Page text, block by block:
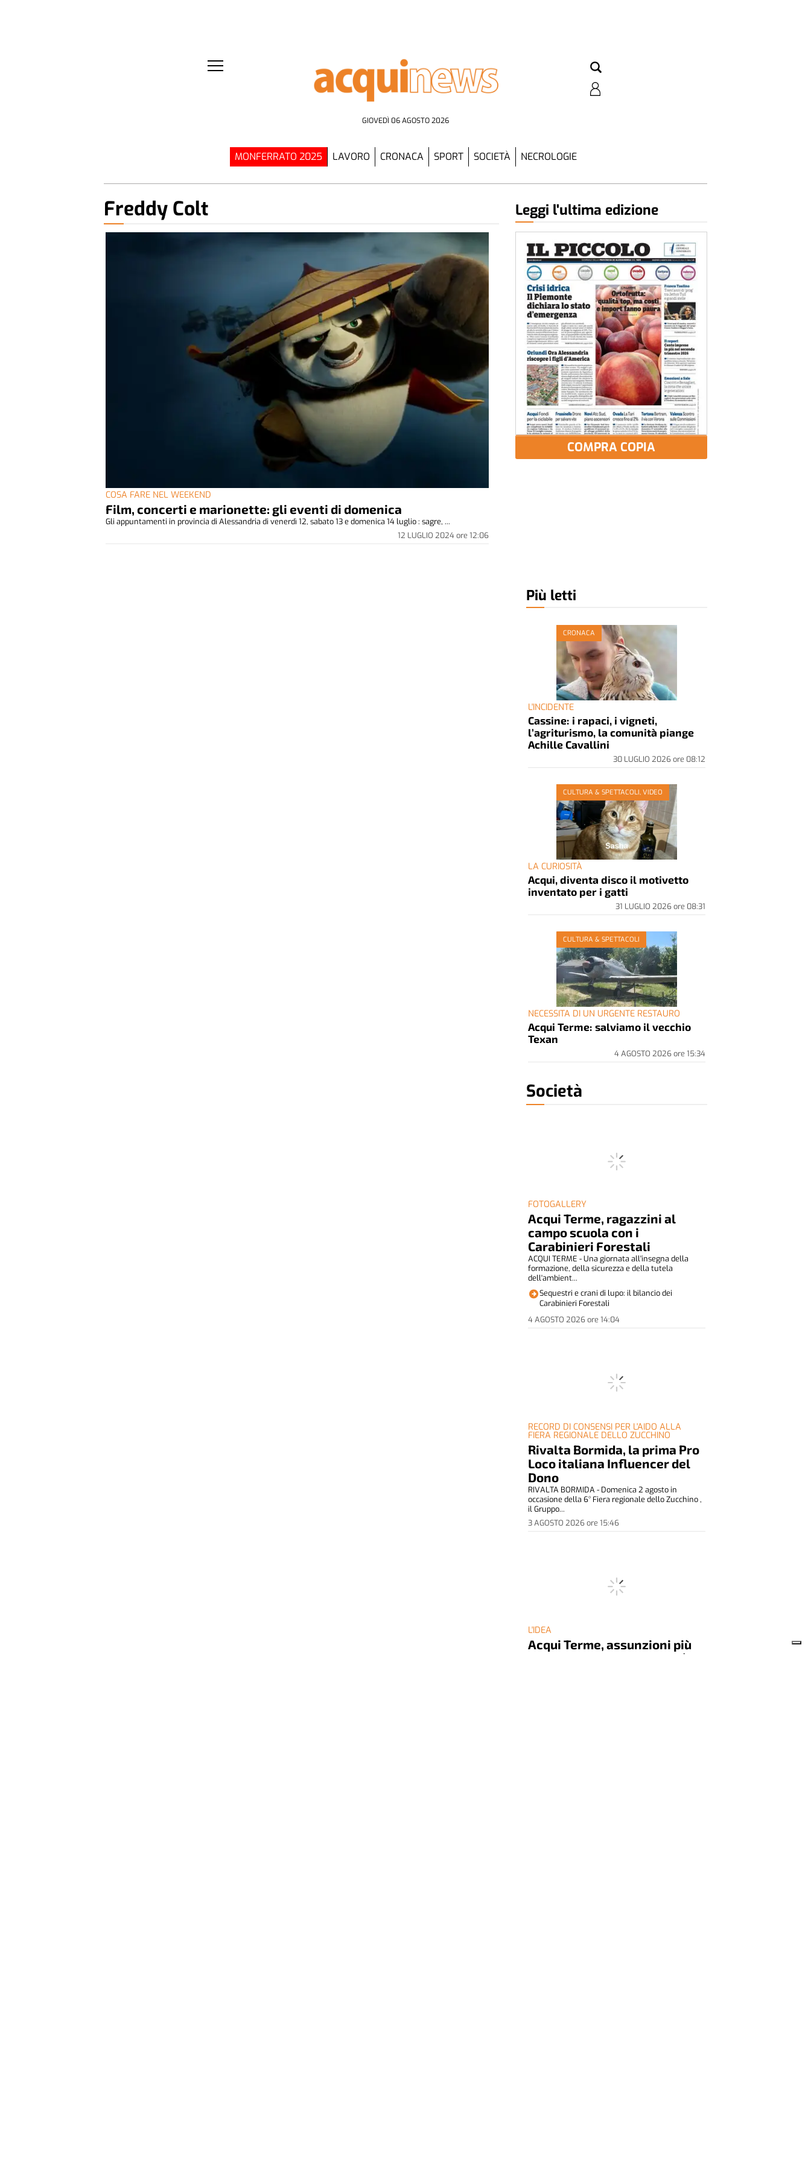
GIOVEDÌ 06 AGOSTO 2026
MONFERRATO 2025 LAVORO CRONACA SPORT SOCIETÀ NECROLOGIE
Freddy Colt
COSA FARE NEL WEEKEND
Film, concerti e marionette: gli eventi di domenica
12 LUGLIO 2024ore 12:06
Gli appuntamenti in provincia di Alessandria di venerdì 12, sabato 13 e domenica 14 luglio : sagre, ...
Leggi l'ultima edizione
COMPRA COPIA
Più letti
CRONACA
L'INCIDENTE
Cassine: i rapaci, i vigneti,
l’agriturismo, la comunità piange
Achille Cavallini
30 LUGLIO 2026ore 08:12
CULTURA & SPETTACOLI, VIDEO
LA CURIOSITÀ
Acqui, diventa disco il motivetto
inventato per i gatti
31 LUGLIO 2026ore 08:31
CULTURA & SPETTACOLI
NECESSITA DI UN URGENTE RESTAURO
Acqui Terme: salviamo il vecchio
Texan
4 AGOSTO 2026ore 15:34
Società
FOTOGALLERY
Acqui Terme, ragazzini al
campo scuola con i
Carabinieri Forestali
4 AGOSTO 2026ore 14:04
ACQUI TERME - Una giornata all'insegna della
formazione, della sicurezza e della tutela
dell'ambient...
Sequestri e crani di lupo: il bilancio dei
Carabinieri Forestali
RECORD DI CONSENSI PER L'AIDO ALLA
FIERA REGIONALE DELLO ZUCCHINO
Rivalta Bormida, la prima Pro
Loco italiana Influencer del
Dono
3 AGOSTO 2026ore 15:46
RIVALTA BORMIDA - Domenica 2 agosto in
occasione della 6° Fiera regionale dello Zucchino ,
il Gruppo...
L'IDEA
Acqui Terme, assunzioni più
rapide: il Comune utilizzerà le